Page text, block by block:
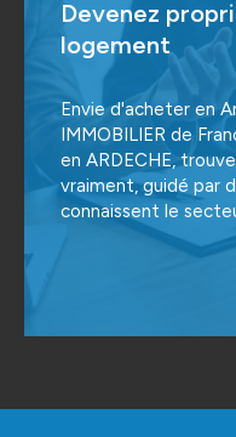
Devenez
logement
Envie d'acheter en
IMMOBILIER de
en ARDECHE,
vraiment, guidé par
connaissent le